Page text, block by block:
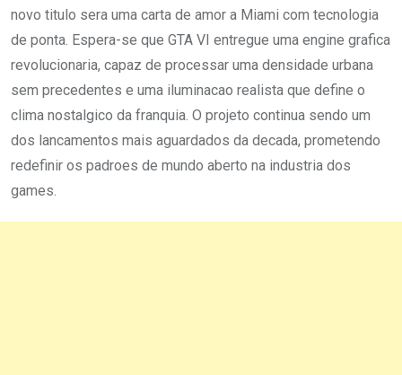
novo titulo sera uma carta de amor a Miami com tecnologia
de ponta. Espera-se que GTA VI entregue uma engine grafica
revolucionaria, capaz de processar uma densidade urbana
sem precedentes e uma iluminacao realista que define o
clima nostalgico da franquia. O projeto continua sendo um
dos lancamentos mais aguardados da decada, prometendo
redefinir os padroes de mundo aberto na industria dos
games.